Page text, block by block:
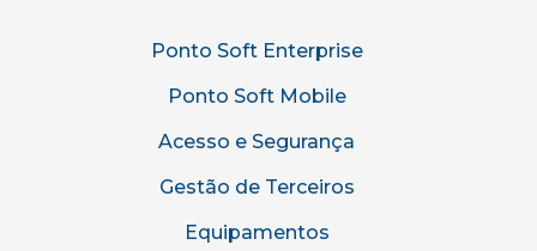
Ponto Soft Enterprise
Ponto Soft Mobile
Acesso e Segurança
Gestão de Terceiros
Equipamentos